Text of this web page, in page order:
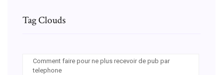
Tag Clouds
Comment faire pour ne plus recevoir de pub par
telephone